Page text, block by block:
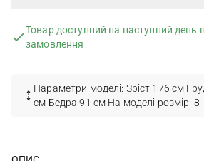
Товар доступний на наступний день
замовлення
Параметри моделі: Зріст 176 см
см Бедра 91 см На моделі розмір: 8